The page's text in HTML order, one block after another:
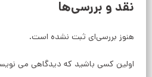
نقد و بررسی‌ها
هنوز بررسی‌ای ثبت نشده است.